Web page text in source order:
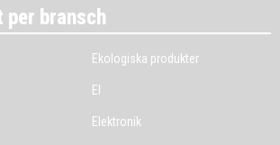
bransch
Ekologiska produkter
El
Elektronik